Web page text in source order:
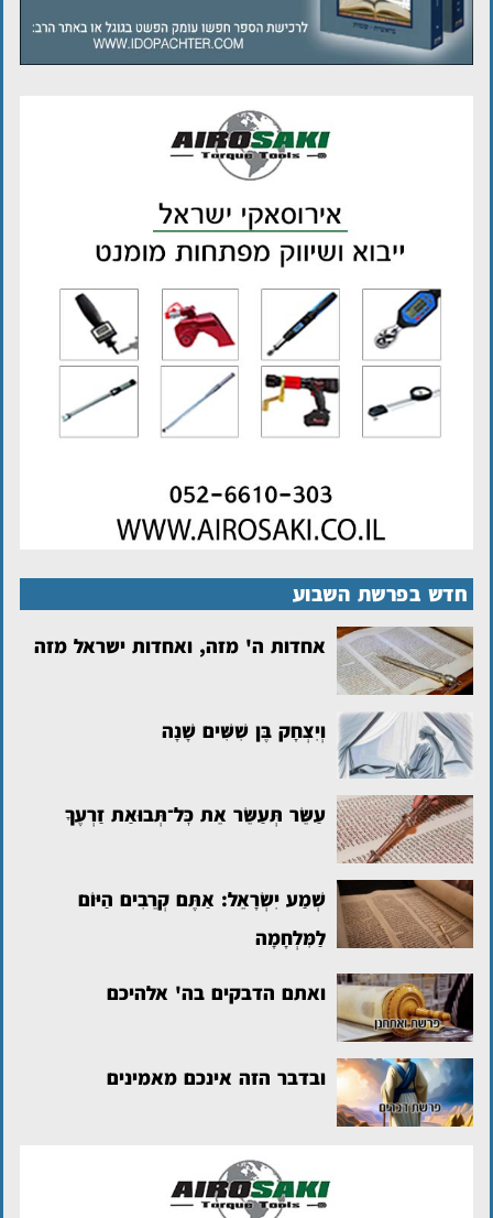
חדש בפרשת השבוע
אחדות ה' מזה, ואחדות ישראל מזה
וְיִצְחָק בֶּן שִׁשִּׁים שָׁנָה
עַשֵּׂר תְּעַשֵּׂר אֵת כׇּל־תְּבוּאַת זַרְעֶךָ
שְׁמַע יִשְׂרָאֵל: אַתֶּם קְרֵבִים הַיּוֹם
לַמִּלְחָמָה
ואתם הדבקים בה' אלהיכם
ובדבר הזה אינכם מאמינים